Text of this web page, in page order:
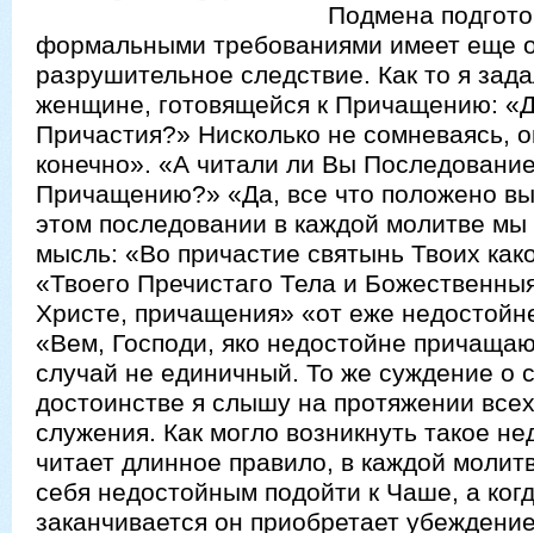
Подмена
формальными требованиями имеет еще
разрушительное следствие. Как то я
женщине, готовящейся к Причащению:
Причастия?» Нисколько не сомневаясь,
конечно». «А читали ли Вы
Причащению?» «Да, все что положено
этом последовании в каждой молитве
мысль: «Во причастие святынь Твоих
«Твоего Пречистаго Тела и
Христе, причащения» «от еже
«Вем, Господи, яко недостойне
случай не единичный. То же суждение о
достоинстве я слышу на протяжении
служения. Как могло возникнуть такое
читает длинное правило, в каждой
себя недостойным подойти к Чаше, а
заканчивается он приобретает